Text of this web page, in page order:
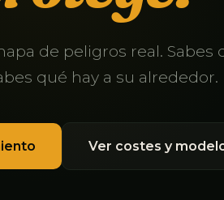
de peligros real. Sabes
qué hay a su alrededor.
Ver costes y